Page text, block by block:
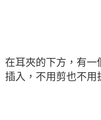
在耳夾的下方，有
插入，不用剪也不用